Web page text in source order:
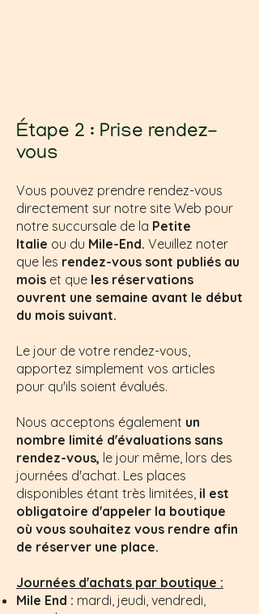
Étape 2 : Prise rendez-
vous
Vous pouvez prendre rendez-vous
directement sur notre site Web pour
notre succursale de la Petite
Italie ou du Mile-End. Veuillez noter
que les rendez-vous sont publiés au
mois et que les réservations
ouvrent une semaine avant le début
du mois suivant.
Le jour de votre rendez-vous,
apportez simplement vos articles
pour qu'ils soient évalués.
Nous acceptons également un
nombre limité d'évaluations sans
rendez-vous, le jour même, lors des
journées d'achat. Les places
disponibles étant très limitées, il est
obligatoire d'appeler la boutique
où vous souhaitez vous rendre afin
de réserver une place.
Journées d'achats par boutique :
Mile End : mardi, jeudi, vendredi,